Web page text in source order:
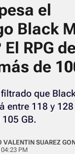
el
Black
RPG
de
que
entre 118 y
GB.
VALENTIN SUAREZ
PM